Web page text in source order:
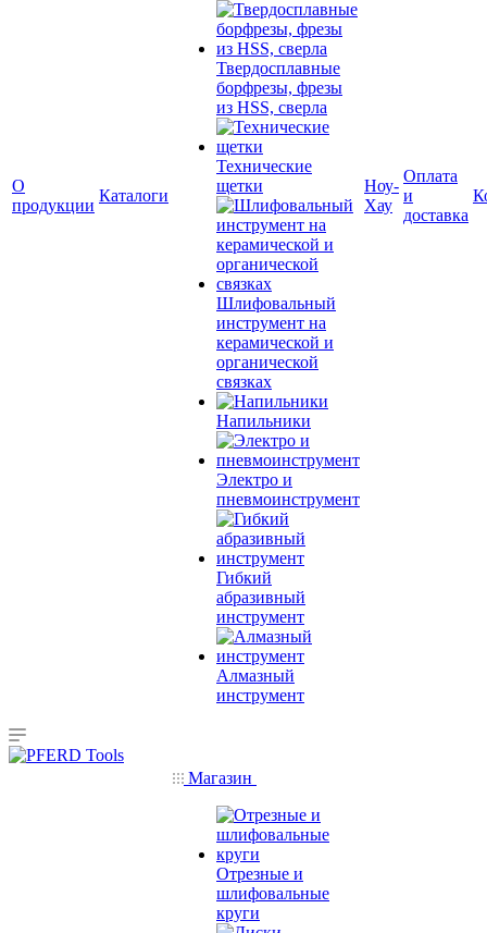
О
продукции
Каталоги
Твердосплавные
борфрезы, фрезы
из HSS, сверла
Технические
щетки
Шлифовальный
инструмент на
керамической и
органической
связках
Напильники
Электро и
пневмоинструмент
Гибкий
абразивный
инструмент
Алмазный
инструмент
Ноу-
Хау
Оплата
и
доставка
Магазин
Отрезные и
шлифовальные
круги